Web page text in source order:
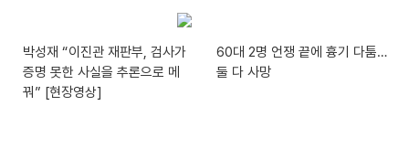
박성재 “이진관 재판부, 검사가
증명 못한 사실을 추론으로 메
꿔” [현장영상]
60대 2명 언쟁 끝에 흉기 다툼…
둘 다 사망